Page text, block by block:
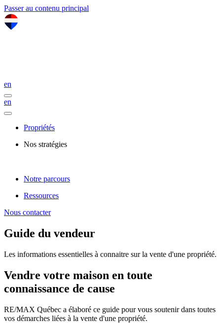
Passer au contenu principal
en
en
Propriétés
Nos stratégies
Notre parcours
Ressources
Nous contacter
Guide du vendeur
Les informations essentielles à connaitre sur la vente d'une propriété.
Vendre votre maison en toute
connaissance de cause
RE/MAX Québec a élaboré ce guide pour vous soutenir dans toutes
vos démarches liées à la vente d'une propriété.